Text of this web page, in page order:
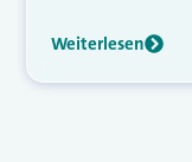
Weiterlesen